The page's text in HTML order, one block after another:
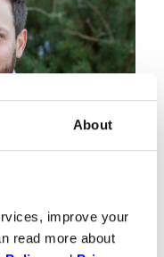
About
improve your
read more about